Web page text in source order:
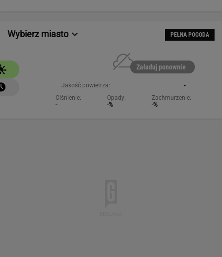
Wybierz miasto PEŁNA POGODA
Załaduj ponownie
Jakość powietrza:
-
Ciśnienie:
-
Opady:
-%
Zachmurzenie:
-%